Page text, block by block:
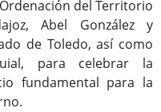
del Territorio
Abel González y
de Toledo, así como
para celebrar la
fundamental para la